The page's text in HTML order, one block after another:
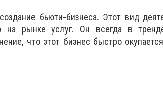
бьюти-бизнеса. Этот вид
на рынке услуг. Он всегда в
что этот бизнес быстро